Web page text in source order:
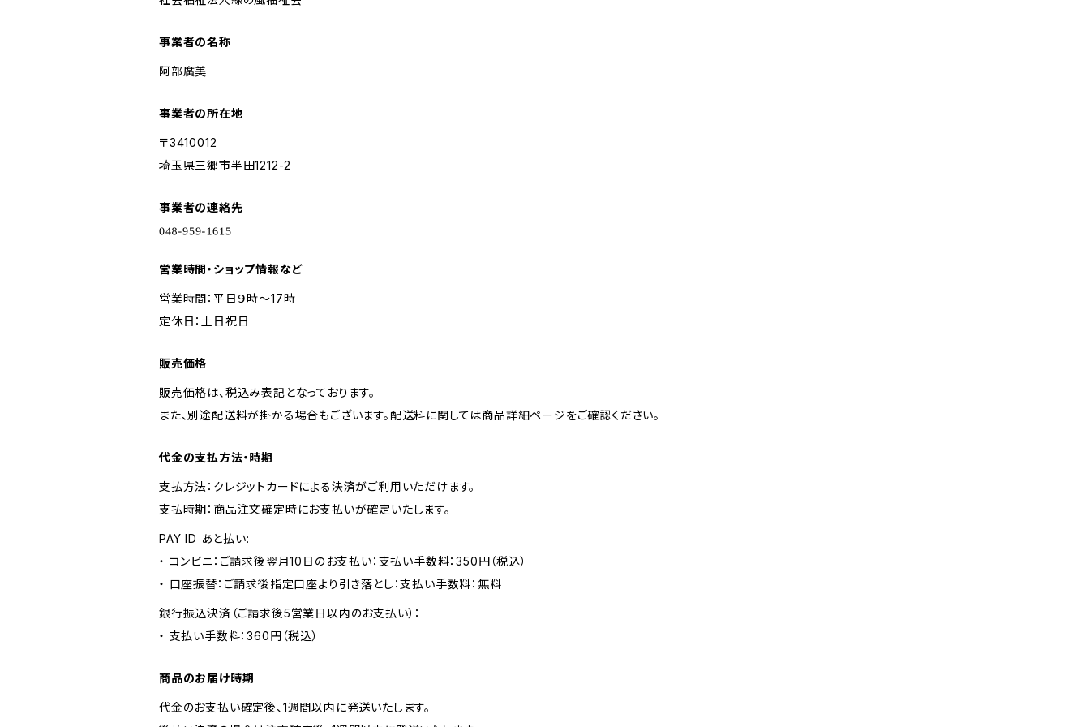
事業者の名称
阿部廣美
事業者の所在地
〒3410012
埼玉県三郷市半田1212-2
事業者の連絡先
営業時間・ショップ情報など
営業時間：平日９時～17時
定休日：土日祝日
販売価格
販売価格は、税込み表記となっております。
また、別途配送料が掛かる場合もございます。配送料に関しては商品詳細ページをご確認ください。
代金の支払方法・時期
支払方法：クレジットカードによる決済がご利用いただけます。
支払時期：商品注文確定時にお支払いが確定いたします。
PAY ID あと払い:
・ コンビニ：ご請求後翌月10日のお支払い：支払い手数料：350円（税込）
・ 口座振替：ご請求後指定口座より引き落とし：支払い手数料：無料
銀行振込決済（ご請求後5営業日以内のお支払い）：
・ 支払い手数料：360円（税込）
商品のお届け時期
代金のお支払い確定後、1週間以内に発送いたします。